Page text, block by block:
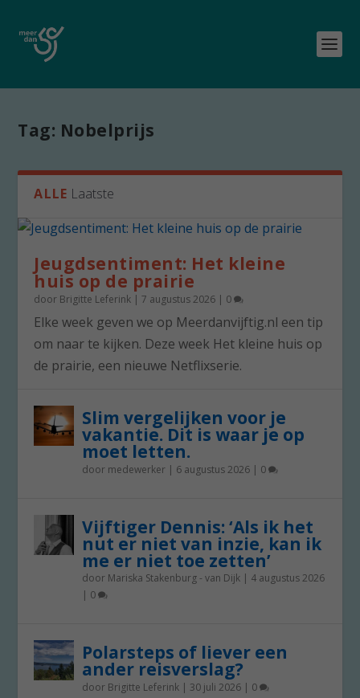
Tag: Nobelprijs
ALLE Laatste
Jeugdsentiment: Het kleine
huis op de prairie
door Brigitte Leferink |7 augustus 2026 | 0
Elke week geven we op Meerdanvijftig.nl een tip
om naar te kijken. Deze week Het kleine huis op
de prairie, een nieuwe Netflixserie.
Slim vergelijken voor je
vakantie. Dit is waar je op
moet letten.
door medewerker | 6 augustus 2026 | 0
Vijftiger Dennis: ‘Als ik het
nut er niet van inzie, kan ik
me er niet toe zetten’
door Mariska Stakenburg - van Dijk | 4 augustus 2026
| 0
Polarsteps of liever een
ander reisverslag?
door Brigitte Leferink | 30 juli 2026 | 0